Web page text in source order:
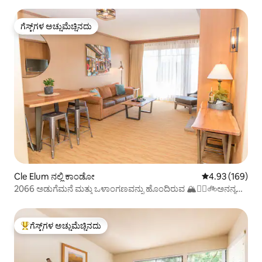
ಗೆಸ್ಟ್‌ಗಳ ಅಚ್ಚುಮೆಚ್ಚಿನದು
ಗೆಸ್ಟ್‌ಗಳ ಅಚ್ಚುಮೆಚ್ಚಿನದು
Cle Elum ನಲ್ಲಿ ಕಾಂಡೋ 5 ರಲ್ಲಿ 4.93
4.93 (169)
2066 ಅಡುಗೆಮನೆ ಮತ್ತು ಒಳಾಂಗಣವನ್ನು ಹೊಂದಿರುವ 🏔🏌🏻🚲ಅನನ್ಯ
ಗೆಸ್ಟ್‌ಗಳಿಗೆ ಅತಿ ಹೆಚ್ಚು ಅಚ್ಚುಮೆಚ್ಚಿನದು
ಗೆಸ್ಟ್‌ಗಳ ಅಚ್ಚುಮೆಚ್ಚಿನದು